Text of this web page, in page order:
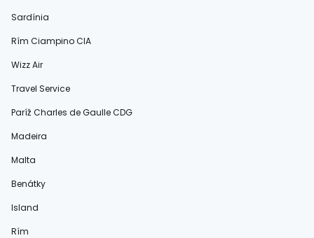
Sardínia
Rím Ciampino CIA
Wizz Air
Travel Service
Paríž Charles de Gaulle CDG
Madeira
Malta
Benátky
Island
Rím